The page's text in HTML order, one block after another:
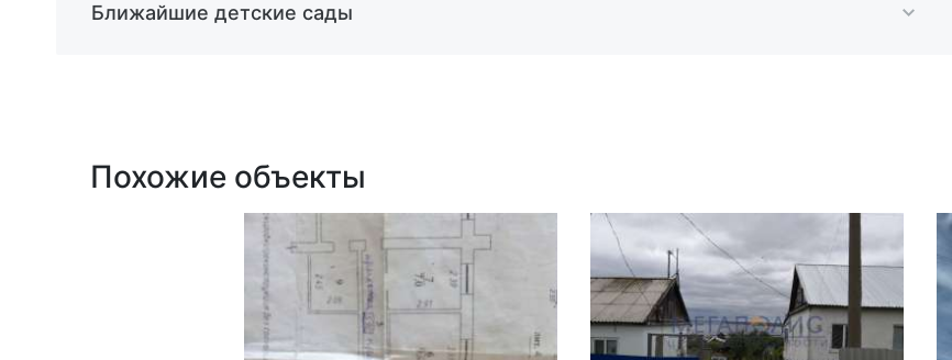
Ближайшие детские сады
Похожие объекты